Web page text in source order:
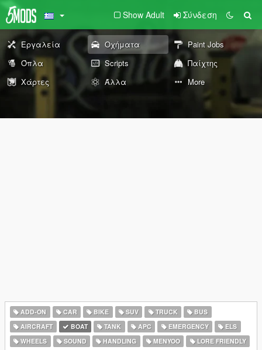
Show Adult Σύνδεση
Εργαλεία Οχήματα
Paint Jobs
Όπλα
Scripts
Παίχτης
Χάρτες
Άλλα More
ADD-ON CAR BIKE SUV TRUCK
BUS
AIRCRAFT
BOAT TANK APC EMERGENCY
ELS
WHEELS
SOUND HANDLING MENYOO LORE FRIENDLY